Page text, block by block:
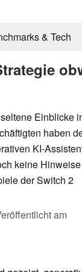
& Tech
Einblicke
haben
KI-
keine Hinweise
der Switch 2
am